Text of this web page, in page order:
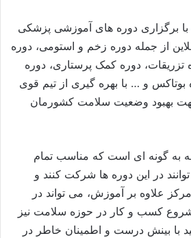
با برگزاری دوره های آموزشی پزشکی
از جمله دوره زخم و استومی، دوره
تزریقات، دوره کمک پرستاری، دوره
بوتاکس و … با بهره گیری از تیم قوی
بهبود وضعیت سلامت کشورمان
به گونه ای است که مناسب تمام
در این دوره ها شرکت کنند و
علاوه بر آموزش، می تواند در
کسب و کار در حوزه سلامت نیز
با بینش درست و اطمینان خاطر در